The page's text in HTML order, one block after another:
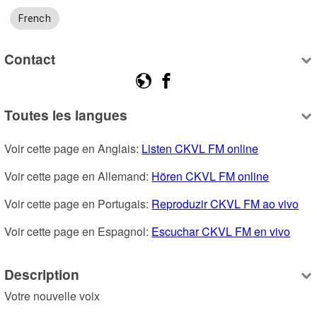
French
Contact
Toutes les langues
Voir cette page en Anglais: Listen CKVL FM online
Voir cette page en Allemand: Hören CKVL FM online
Voir cette page en Portugais: Reproduzir CKVL FM ao vivo
Voir cette page en Espagnol: Escuchar CKVL FM en vivo
Description
Votre nouvelle voix